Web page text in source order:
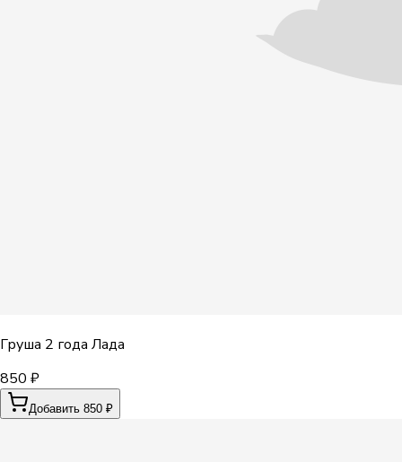
Груша 2 года Лада
850 ₽
Добавить 850 ₽